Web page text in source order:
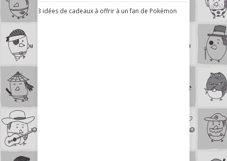
3 idées de cadeaux à offrir à un fan de Pokémon